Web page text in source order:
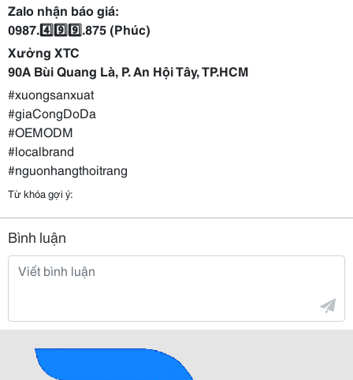
Zalo nhận báo giá:
0987.4️⃣9️⃣9️⃣.875 (Phúc)
Xưởng XTC
90A Bùi Quang Là, P. An Hội Tây, TP.HCM
#xuongsanxuat
#giaCongDoDa
#OEMODM
#localbrand
#nguonhangthoitrang
Từ khóa gợi ý:
Bình luận